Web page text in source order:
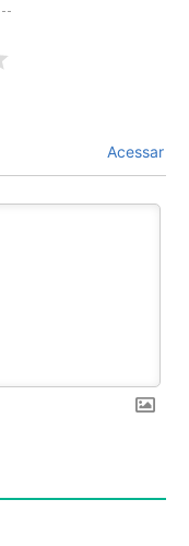
Acessar